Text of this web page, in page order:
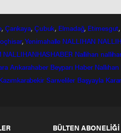
, Çankaya, Çubuk, Elmadağ, Etimesgut,
,Yenimahalle NALLIHAN
NALLIHANHASHABER Nallihan
Ankarahaber Beyparı Haber Nallıhan
Sarıveliler Başyayla
BÜLTEN ABONELİĞİ